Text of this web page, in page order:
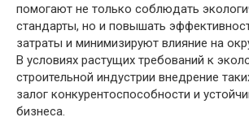
помогают не только соблюдать
стандарты, но и повышать
затраты и минимизируют влияние на
В условиях растущих требований к
строительной индустрии внедрение
залог конкурентоспособности и
бизнеса.